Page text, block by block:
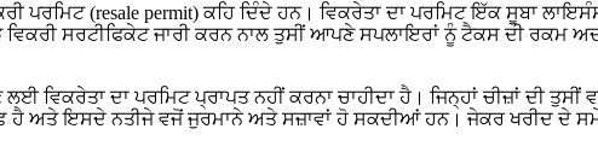
ਪਰਮਿਟ (resale permit) ਕਹਿ ਦਿੰਦੇ ਹਨ। ਵਿਕਰੇਤਾ ਦਾ ਪਰਮਿਟ ਇੱਕ ਸੂਬਾ
ਸਰਟੀਫਿਕੇਟ ਜਾਰੀ ਕਰਨ ਨਾਲ ਤੁਸੀਂ ਆਪਣੇ ਸਪਲਾਇਰਾਂ ਨੂੰ ਟੈਕਸ ਦੀ ਰਕਮ
ਦਾ ਪਰਮਿਟ ਪ੍ਰਾਪਤ ਨਹੀਂ ਕਰਨਾ ਚਾਹੀਦਾ ਹੈ। ਜਿਨ੍ਹਾਂ ਚੀਜ਼ਾਂ ਦੀ
ਅਤੇ ਇਸਦੇ ਨਤੀਜੇ ਵਜੋਂ ਜੁਰਮਾਨੇ ਅਤੇ ਸਜ਼ਾਵਾਂ ਹੋ ਸਕਦੀਆਂ ਹਨ। ਜੇਕਰ ਖਰੀਦ ਦੇ ਸਮੇਂ,